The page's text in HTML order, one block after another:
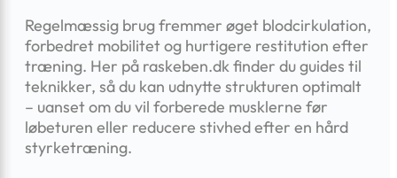
Regelmæssig brug fremmer øget blodcirkulation,
forbedret mobilitet og hurtigere restitution efter
træning. Her på raskeben.dk finder du guides til
teknikker, så du kan udnytte strukturen optimalt
– uanset om du vil forberede musklerne før
løbeturen eller reducere stivhed efter en hård
styrketræning.